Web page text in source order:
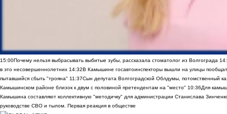
15:00Почему нельзя выбрасывать выбитые зубы, рассказала стоматолог из Волгограда
в это несовершеннолетних 14:32В Камышине госавтоинспекторы вышли на улицы
пытавшийся сбыть "трояна" 11:37Сын депутата Волгоградской Облдумы, потомственный
Камышинском районе близок к двум с половиной претендентам на "место" 10:36Для
Камышина составляют коллективную "методичку" для администрации Станислава
руководстве СВО и тылом. Первая реакция в обществе